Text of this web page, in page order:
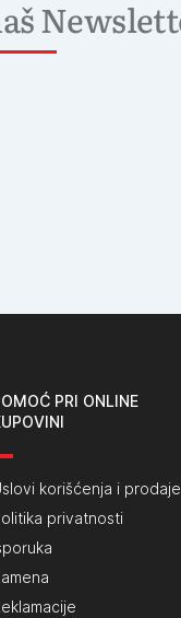
PRI ONLINE
korišćenja i prodaje
privatnosti